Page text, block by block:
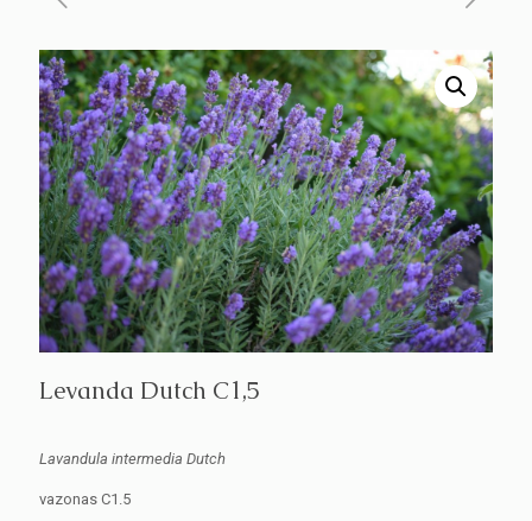
Levanda Dutch C1,5
Lavandula intermedia Dutch
vazonas C1.5